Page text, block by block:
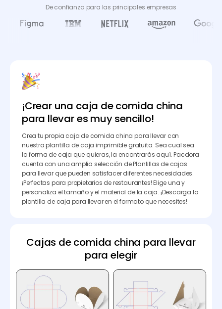
De confianza para las principales empresas
¡Crear una caja de comida china
para llevar es muy sencillo!
Crea tu propia caja de comida china para llevar con
nuestra plantilla de caja imprimible gratuita. Sea cual sea
la forma de caja que quieras, la encontrarás aquí. Pacdora
cuenta con una amplia selección de Plantillas de cajas
para llevar que pueden satisfacer diferentes necesidades.
¡Perfectas para propietarios de restaurantes! Elige una y
personaliza el tamaño y el material de la caja. ¡Descarga la
plantilla de caja para llevar en el formato que necesites!
Cajas de comida china para llevar
para elegir